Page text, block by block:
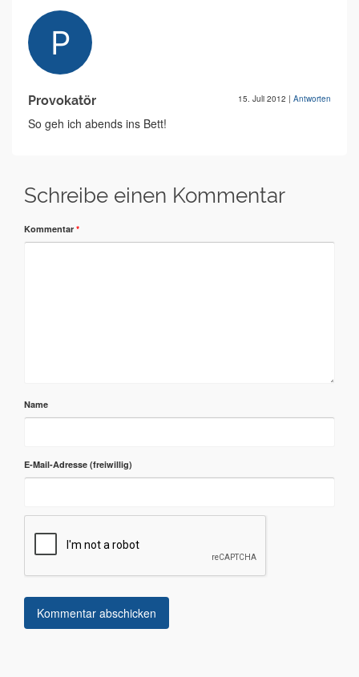
Provokatör 15. Juli 2012 | Antworten
So geh ich abends ins Bett!
Schreibe einen Kommentar
Kommentar *
Name
E-Mail-Adresse